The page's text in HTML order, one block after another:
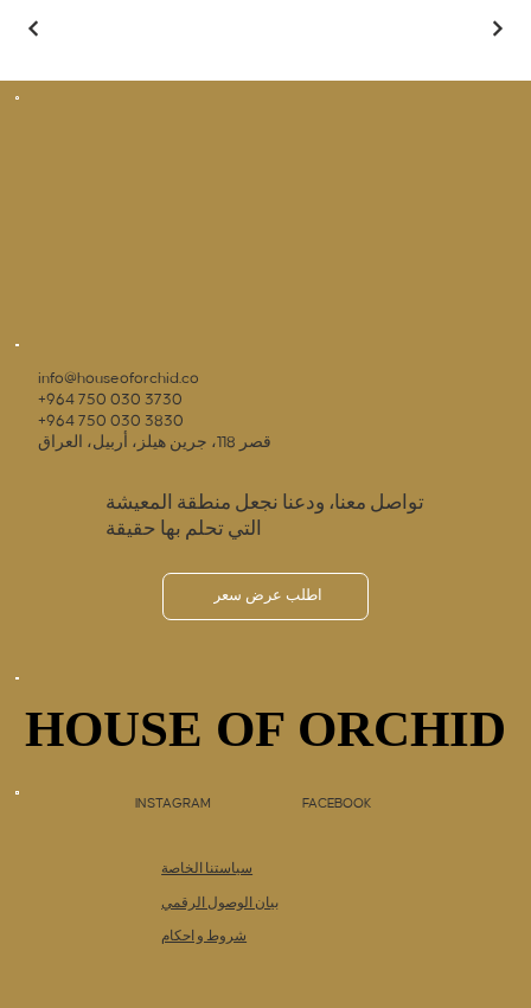
info@houseoforchid.co
+964 750 030 3730
+964 750 030 3830
قصر 118، جرين هيلز، أربيل، العراق
تواصل معنا، ودعنا نجعل منطقة المعيشة
التي تحلم بها حقيقة
اطلب عرض سعر
HOUSE OF ORCHID
HOUSE OF ORCHID
INSTAGRAM FACEBOOK
سياستنا الخاصة
شروط و احكام
بيان الوصول الرقمي